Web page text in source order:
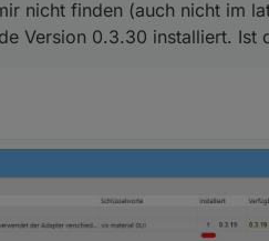
dem DialogView. Wenn ich dieses
Tablets hin. Ist das ein Bug
als die Anzahl der Einträge es
führt aber auf den Tablets dazu,
Screenshot nicht zu sehen, da
gerne einfach "normale" Zeilen
nicht finden (auch nicht im
Version 0.3.30 installiert. Ist